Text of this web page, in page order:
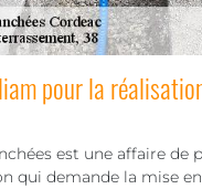
pour la
est une affaire de
qui demande la mise